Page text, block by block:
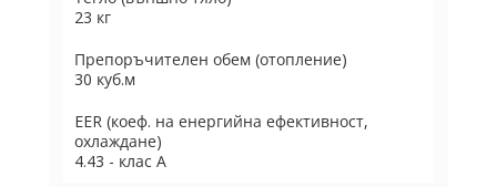
23 кг
Препоръчителен обем (отопление)
30 куб.м
EER (коеф. на енергийна ефективност,
охлаждане)
4.43 - клас А